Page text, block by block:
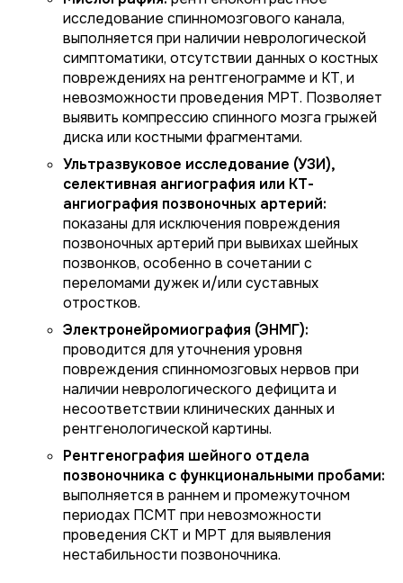
исследование спинномозгового канала,
выполняется при наличии неврологической
симптоматики, отсутствии данных о костных
повреждениях на рентгенограмме и КТ, и
невозможности проведения МРТ. Позволяет
выявить компрессию спинного мозга грыжей
диска или костными фрагментами.
Ультразвуковое исследование (УЗИ),
селективная ангиография или КТ-
ангиография позвоночных артерий:
показаны для исключения повреждения
позвоночных артерий при вывихах шейных
позвонков, особенно в сочетании с
переломами дужек и/или суставных
отростков.
Электронейромиография (ЭНМГ):
проводится для уточнения уровня
повреждения спинномозговых нервов при
наличии неврологического дефицита и
несоответствии клинических данных и
рентгенологической картины.
Рентгенография шейного отдела
позвоночника с функциональными пробами:
выполняется в раннем и промежуточном
периодах ПСМТ при невозможности
проведения СКТ и МРТ для выявления
нестабильности позвоночника.